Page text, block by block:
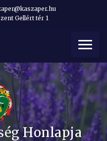
Gellért tér 1
Honlapja